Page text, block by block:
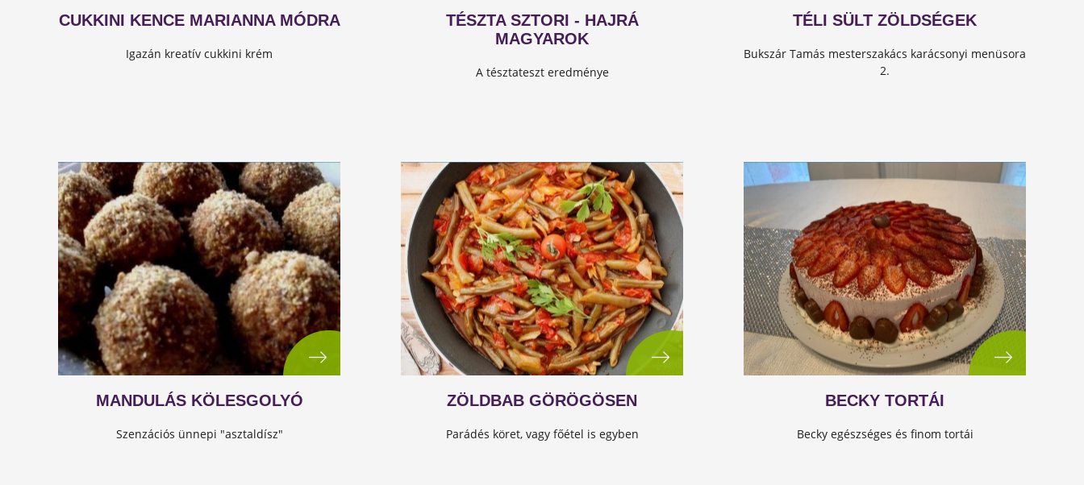
CUKKINI KENCE MARIANNA MÓDRA
Igazán kreatív cukkini krém
TÉSZTA SZTORI - HAJRÁ
MAGYAROK
A tésztateszt eredménye
TÉLI SÜLT ZÖLDSÉGEK
Bukszár Tamás mesterszakács karácsonyi menüsora
2.
MANDULÁS KÖLESGOLYÓ
Szenzációs ünnepi "asztaldísz"
ZÖLDBAB GÖRÖGÖSEN
Parádés köret, vagy főétel is egyben
BECKY TORTÁI
Becky egészséges és finom tortái